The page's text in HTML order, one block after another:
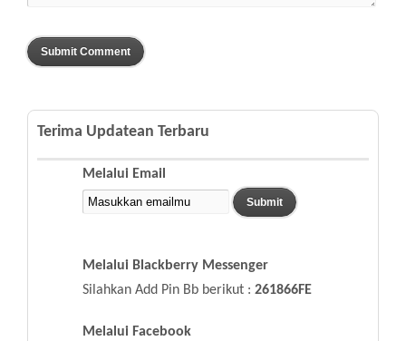
Terima Updatean Terbaru
Melalui Email
Melalui Blackberry Messenger
Silahkan Add Pin Bb berikut : 261866FE
Melalui Facebook